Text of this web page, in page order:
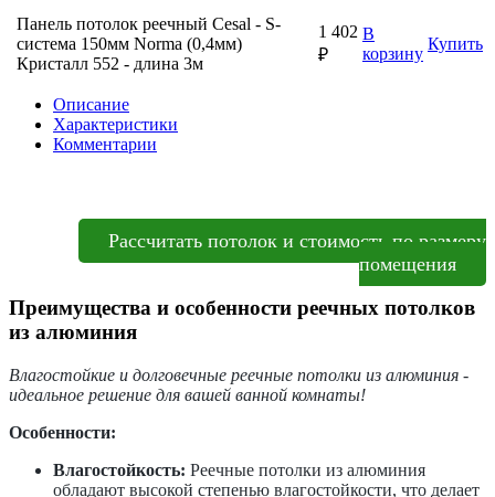
Панель потолок реечный Cesal - S-
система 150мм Norma (0,4мм)
Кристалл 552 - длина 3м
1 402
₽
В
корзину
Купить
Описание
Характеристики
Комментарии
Рассчитать потолок и стоимость по размеру
помещения
Преимущества и особенности реечных потолков
из алюминия
Влагостойкие и долговечные реечные потолки из алюминия -
идеальное решение для вашей ванной комнаты!
Особенности:
Влагостойкость: Реечные потолки из алюминия
обладают высокой степенью влагостойкости, что делает